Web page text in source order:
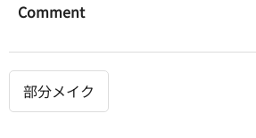
Comment
部分メイク